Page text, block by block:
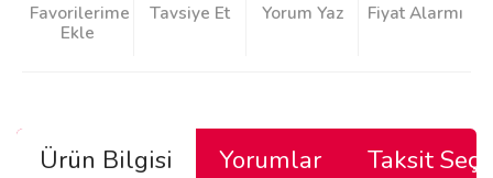
Tavsiye Et Yorum Yaz Fiyat Alarmı
Ürün Bilgisi Yorumlar Taksit